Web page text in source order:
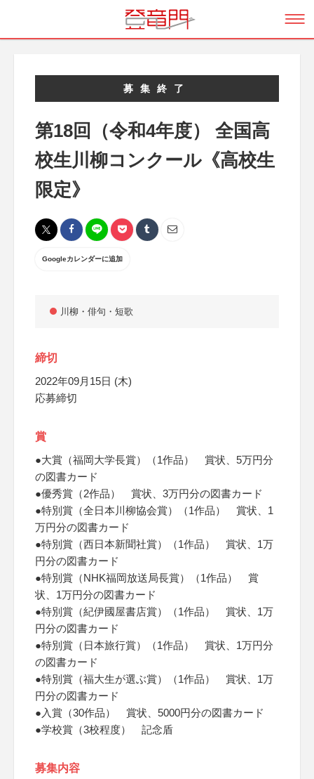
募集終了
第18回（令和4年度） 全国高
校生川柳コンクール《高校生
限定》
Googleカレンダーに追加
川柳・俳句・短歌
締切
2022年09月15日 (木)
応募締切
賞
●大賞（福岡大学長賞）（1作品） 賞状、5万円分
の図書カード
●優秀賞（2作品） 賞状、3万円分の図書カード
●特別賞（全日本川柳協会賞）（1作品） 賞状、1
万円分の図書カード
●特別賞（西日本新聞社賞）（1作品） 賞状、1万
円分の図書カード
●特別賞（NHK福岡放送局長賞）（1作品） 賞
状、1万円分の図書カード
●特別賞（紀伊國屋書店賞）（1作品） 賞状、1万
円分の図書カード
●特別賞（日本旅行賞）（1作品） 賞状、1万円分
の図書カード
●特別賞（福大生が選ぶ賞）（1作品） 賞状、1万
円分の図書カード
●入賞（30作品） 賞状、5000円分の図書カード
●学校賞（3校程度） 記念盾
募集内容